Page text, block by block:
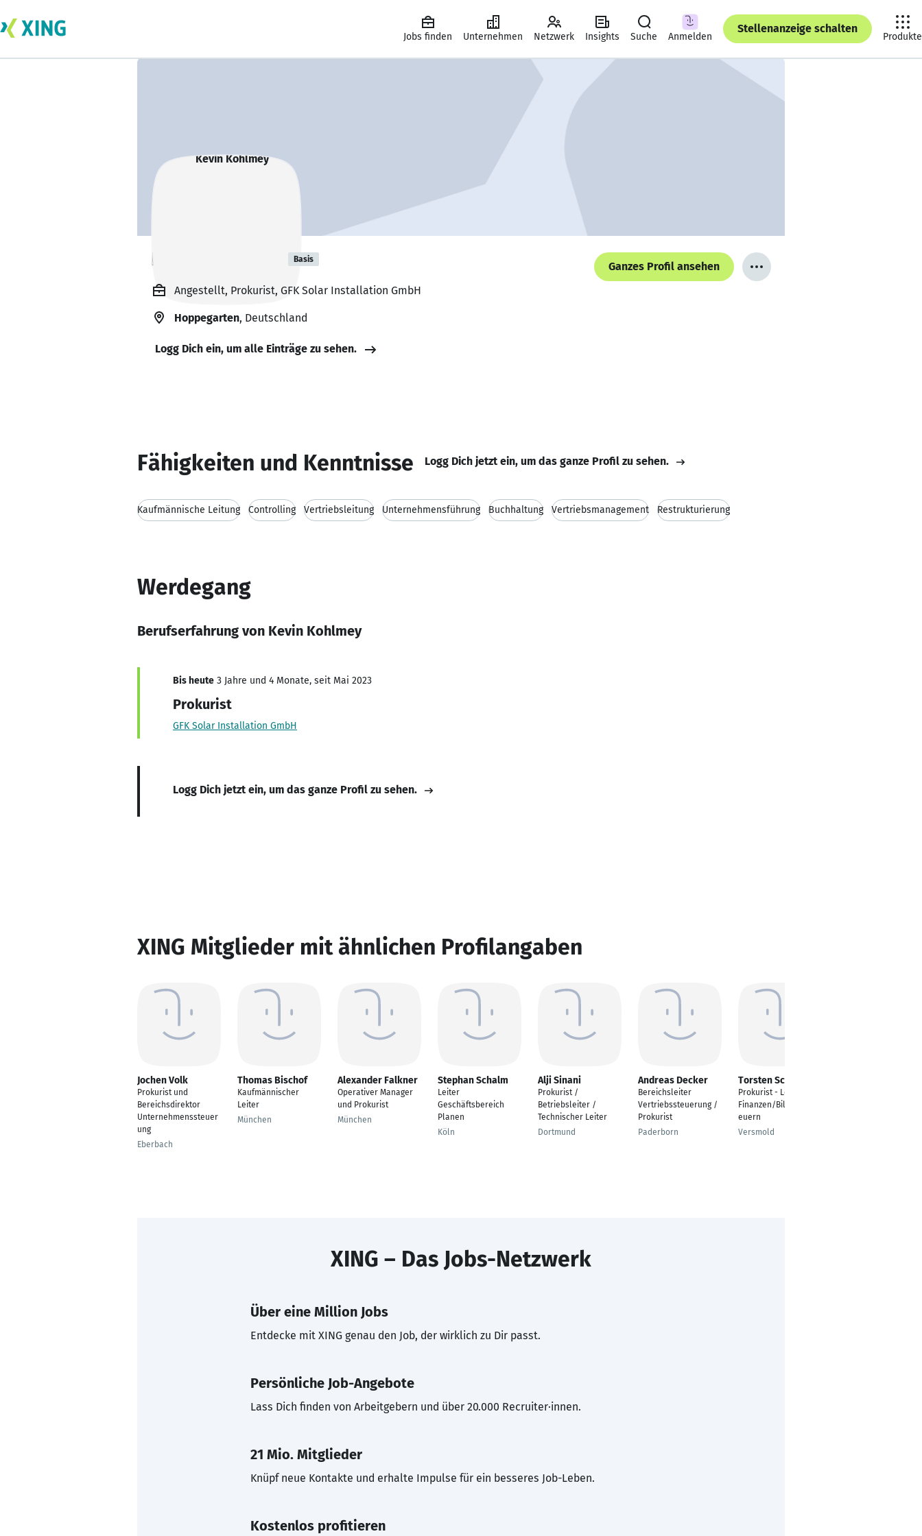
Jobs finden Unternehmen Netzwerk Insights Suche Anmelden
Stellenanzeige schalten
Produkte
Kevin Kohlmey Basis
Ganzes Profil ansehen
Angestellt, Prokurist, GFK Solar Installation GmbH
Hoppegarten, Deutschland
Logg Dich ein, um alle Einträge zu sehen.
Fähigkeiten und Kenntnisse Logg Dich jetzt ein, um das ganze Profil zu sehen.
Kaufmännische Leitung Controlling Vertriebsleitung Unternehmensführung Buchhaltung Vertriebsmanagement Restrukturierung
Werdegang
Berufserfahrung von Kevin Kohlmey
Bis heute 3 Jahre und 4 Monate, seit Mai 2023
Prokurist
GFK Solar Installation GmbH
Logg Dich jetzt ein, um das ganze Profil zu sehen.
XING Mitglieder mit ähnlichen Profilangaben
Jochen Volk
Prokurist und
Bereichsdirektor
Unternehmenssteuer
ung
Eberbach
Thomas Bischof
Kaufmännischer
Leiter
München
Alexander Falkner
Operativer Manager
und Prokurist
München
Stephan Schalm
Leiter
Geschäftsbereich
Planen
Köln
Alji Sinani
Prokurist /
Betriebsleiter /
Technischer Leiter
Dortmund
Andreas Decker
Bereichsleiter
Vertriebssteuerung /
Prokurist
Paderborn
Torsten Schulte
Prokurist - Leiter
Finanzen/Bilanzen/St
euern
Versmold
XING – Das Jobs-Netzwerk
Über eine Million Jobs
Entdecke mit XING genau den Job, der wirklich zu Dir passt.
Persönliche Job-Angebote
Lass Dich finden von Arbeitgebern und über 20.000 Recruiter·innen.
21 Mio. Mitglieder
Knüpf neue Kontakte und erhalte Impulse für ein besseres Job-Leben.
Kostenlos profitieren